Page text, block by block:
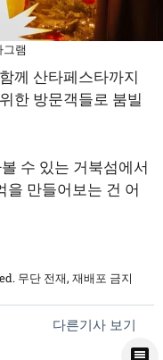
램
께 산타페스타까지
한 방문객들로 붐빌
수 있는 거북섬에서
을 만들어보는 건 어
무단 전재, 재배포 금지
다른기사 보기